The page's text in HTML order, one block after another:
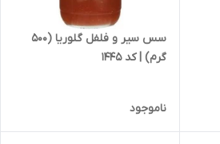
سس سیر و فلفل گلوریا (500
گرم) | کد 1445
ناموجود